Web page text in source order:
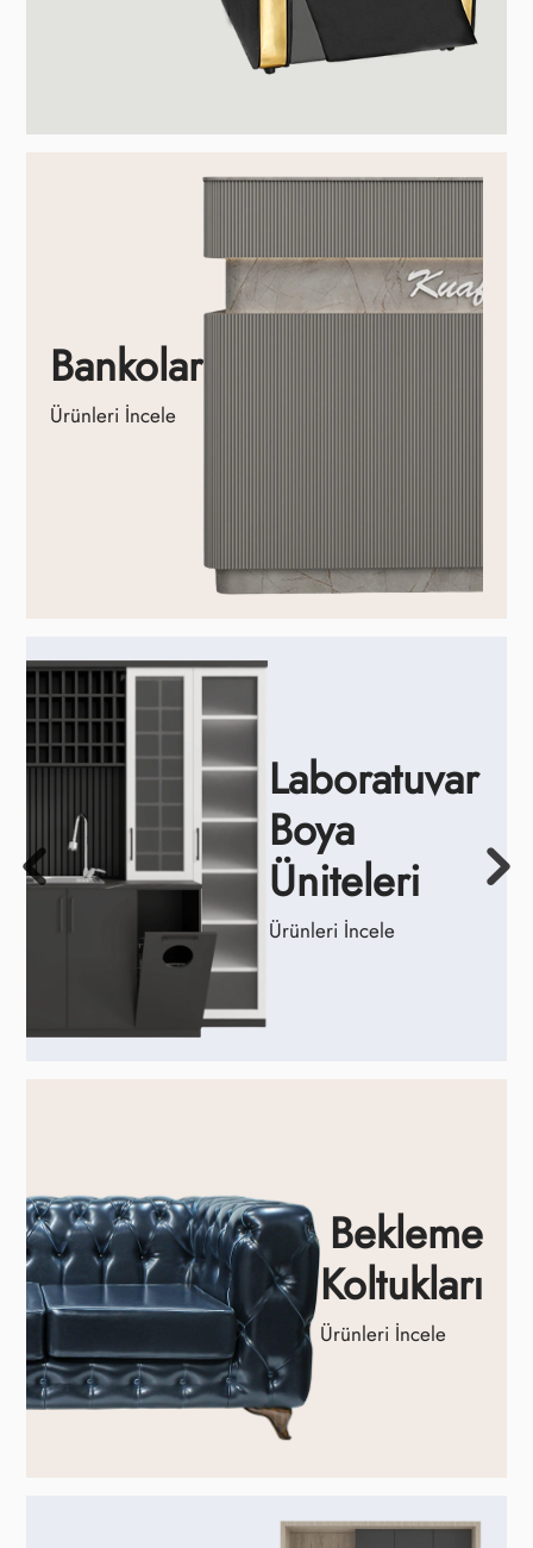
Bankolar
Ürünleri İncele
Laboratuvar
Boya
Üniteleri
Ürünleri İncele
Bekleme
Koltukları
Ürünleri İncele